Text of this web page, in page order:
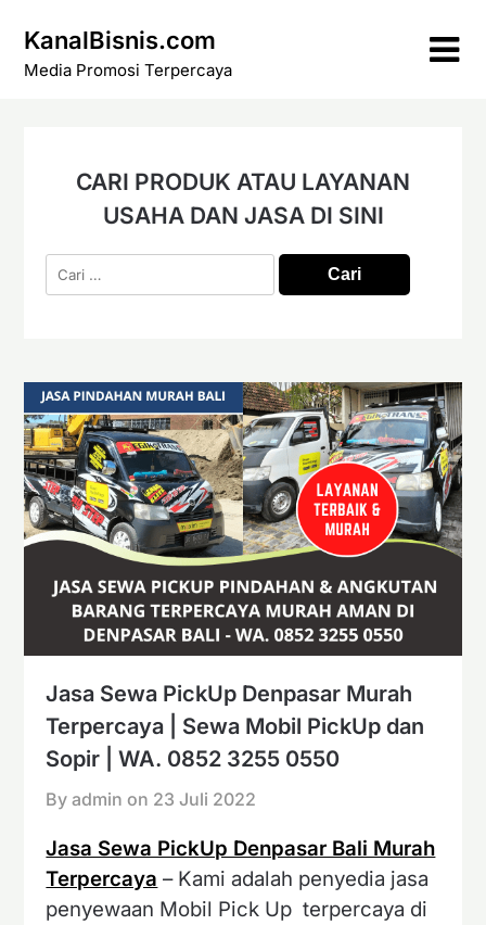
content
KanalBisnis.com
Media Promosi Terpercaya
CARI PRODUK ATAU LAYANAN
USAHA DAN JASA DI SINI
Cari
untuk:
Jasa Sewa PickUp Denpasar Murah
Terpercaya | Sewa Mobil PickUp dan
Sopir | WA. 0852 3255 0550
By admin on 23 Juli 2022
Jasa Sewa PickUp Denpasar Bali Murah
Terpercaya – Kami adalah penyedia jasa
penyewaan Mobil Pick Up terpercaya di